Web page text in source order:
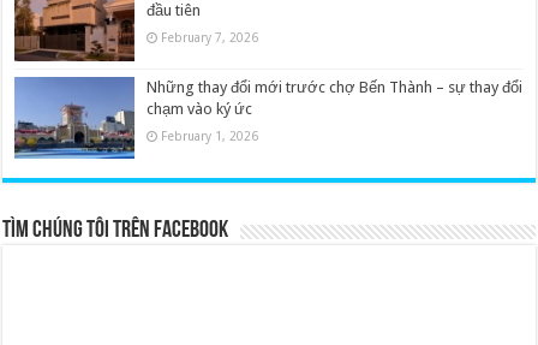
đầu tiên
February 7, 2026
Những thay đổi mới trước chợ Bến Thành – sự thay đổi
chạm vào ký ức
February 1, 2026
Tìm chúng tôi trên Facebook